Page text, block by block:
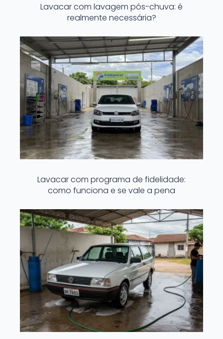
Lavacar com lavagem pós-chuva: é
realmente necessária?
Lavacar com programa de fidelidade:
como funciona e se vale a pena